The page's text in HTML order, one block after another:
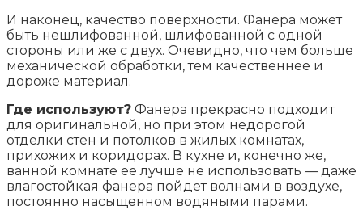
И наконец, качество поверхности. Фанера может
быть нешлифованной, шлифованной с одной
стороны или же с двух. Очевидно, что чем больше
механической обработки, тем качественнее и
дороже материал.
Где используют? Фанера прекрасно подходит
для оригинальной, но при этом недорогой
отделки стен и потолков в жилых комнатах,
прихожих и коридорах. В кухне и, конечно же,
ванной комнате ее лучше не использовать — даже
влагостойкая фанера пойдет волнами в воздухе,
постоянно насыщенном водяными парами.